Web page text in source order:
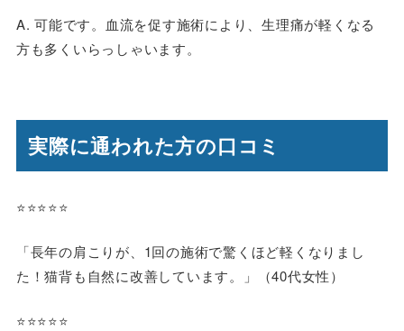
A. 可能です。血流を促す施術により、生理痛が軽くなる
方も多くいらっしゃいます。
実際に通われた方の口コミ
⭐️⭐️⭐️⭐️⭐️
「長年の肩こりが、1回の施術で驚くほど軽くなりまし
た！猫背も自然に改善しています。」（40代女性）
⭐️⭐️⭐️⭐️⭐️